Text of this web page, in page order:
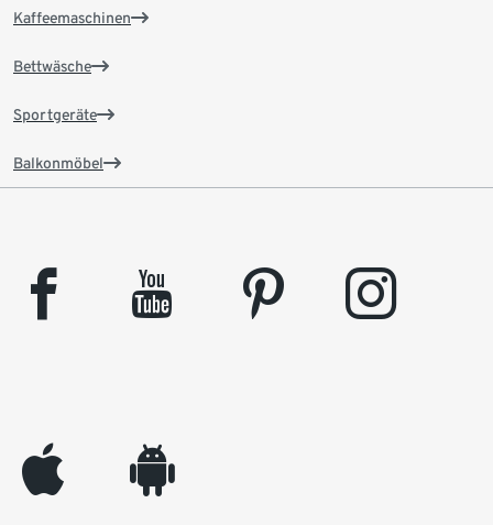
Kaffeemaschinen
Bettwäsche
Sportgeräte
Balkonmöbel
facebook youtube pinterest instagram
appleinc android